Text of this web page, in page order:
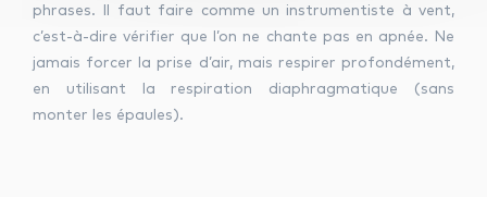
phrases. Il faut faire comme un instrumentiste à vent,
c’est-à-dire vérifier que l’on ne chante pas en apnée. Ne
jamais forcer la prise d’air, mais respirer profondément,
en utilisant la respiration diaphragmatique (sans
monter les épaules).